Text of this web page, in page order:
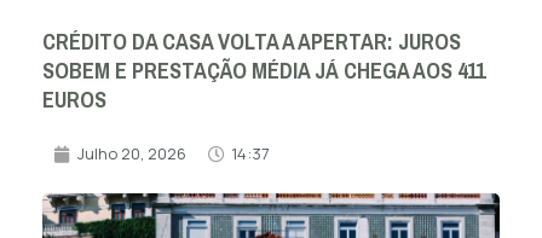
CRÉDITO DA CASA VOLTA A APERTAR: JUROS
SOBEM E PRESTAÇÃO MÉDIA JÁ CHEGA AOS 411
EUROS
Julho 20, 2026 14:37